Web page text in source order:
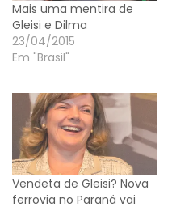
Mais uma mentira de
Gleisi e Dilma
23/04/2015
Em "Brasil"
Vendeta de Gleisi? Nova
ferrovia no Paraná vai